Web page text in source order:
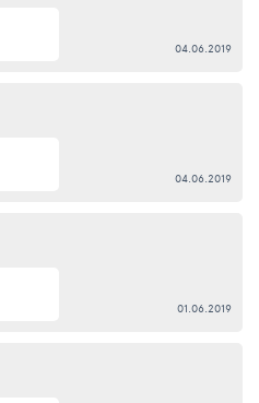
04.06.2019
04.06.2019
01.06.2019